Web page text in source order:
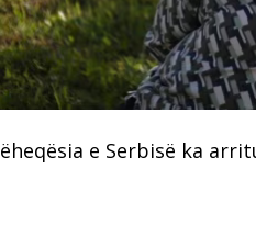
e Serbisë ka